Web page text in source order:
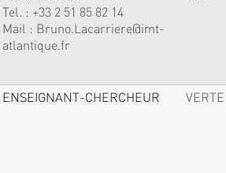
Tel. : +33 2 51 85 82 14
Mail : Bruno.Lacarriere@imt-
atlantique.fr
ENSEIGNANT-CHERCHEUR VERTE